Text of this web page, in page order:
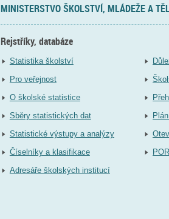
MINISTERSTVO ŠKOLSTVÍ, MLÁDEŽE A
Rejstříky, databáze
Statistika školství
Pro veřejnost
O školské statistice
Sběry statistických dat
Statistické výstupy a analýzy
Číselníky a klasifikace
Adresáře školských institucí